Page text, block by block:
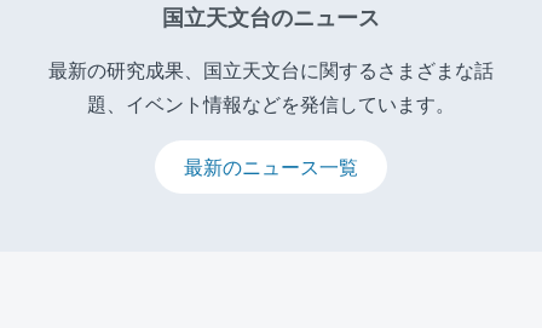
国立天文台のニュース
最新の研究成果、国立天文台に関するさまざまな話
題、イベント情報などを発信しています。
最新のニュース一覧